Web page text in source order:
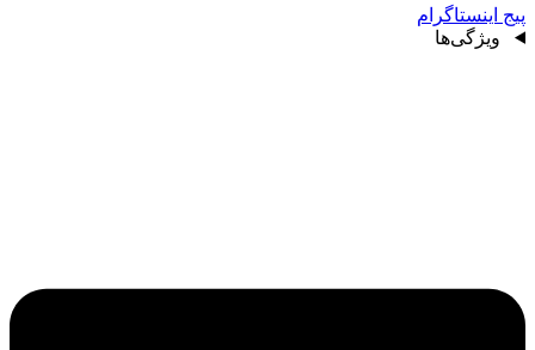
پیج اینستاگرام
ویژگی‌ها